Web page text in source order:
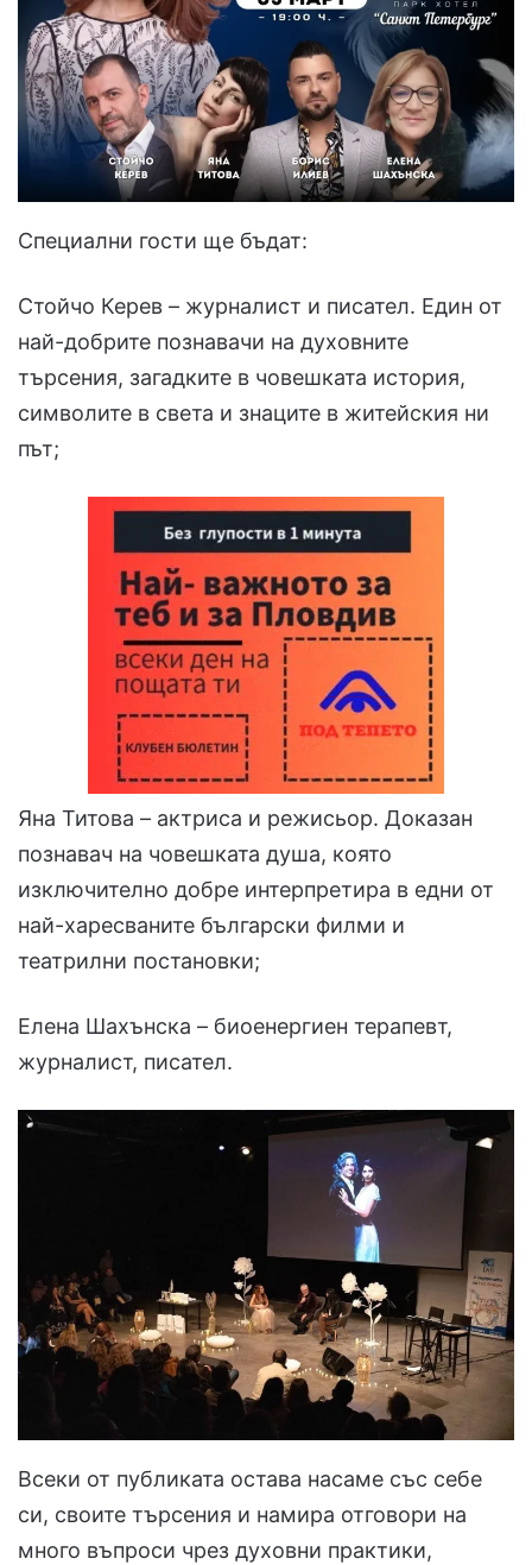
Специални гости ще бъдат:
Стойчо Керев – журналист и писател. Един от
най-добрите познавачи на духовните
търсения, загадките в човешката история,
символите в света и знаците в житейския ни
път;
Яна Титова – актриса и режисьор. Доказан
познавач на човешката душа, която
изключително добре интерпретира в едни от
най-харесваните български филми и
театрилни постановки;
Елена Шахънска – биоенергиен терапевт,
журналист, писател.
Всеки от публиката остава насаме със себе
си, своите търсения и намира отговори на
много въпроси чрез духовни практики,